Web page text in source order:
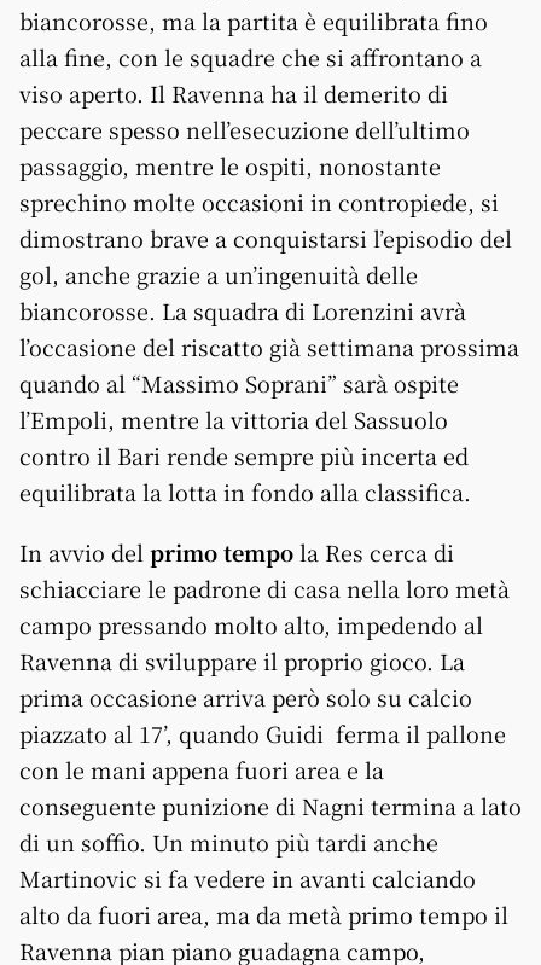
biancorosse, ma la partita è equilibrata fino
alla fine, con le squadre che si affrontano a
viso aperto. Il Ravenna ha il demerito di
peccare spesso nell’esecuzione dell’ultimo
passaggio, mentre le ospiti, nonostante
sprechino molte occasioni in contropiede, si
dimostrano brave a conquistarsi l’episodio del
gol, anche grazie a un’ingenuità delle
biancorosse. La squadra di Lorenzini avrà
l’occasione del riscatto già settimana prossima
quando al “Massimo Soprani” sarà ospite
l’Empoli, mentre la vittoria del Sassuolo
contro il Bari rende sempre più incerta ed
equilibrata la lotta in fondo alla classifica.
In avvio del primo tempola Res cerca di
schiacciare le padrone di casa nella loro metà
campo pressando molto alto, impedendo al
Ravenna di sviluppare il proprio gioco. La
prima occasione arriva però solo su calcio
piazzato al 17’, quando Guidi ferma il pallone
con le mani appena fuori area e la
conseguente punizione di Nagni termina a lato
di un soffio. Un minuto più tardi anche
Martinovic si fa vedere in avanti calciando
alto da fuori area, ma da metà primo tempo il
Ravenna pian piano guadagna campo,